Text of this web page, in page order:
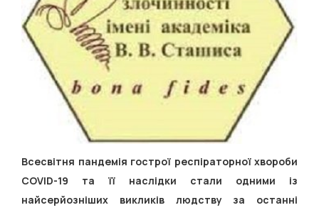
Всесвітня пандемія гострої респіраторної хвороби
COVID-19 та її наслідки стали одними із
найсерйозніших викликів людству за останні